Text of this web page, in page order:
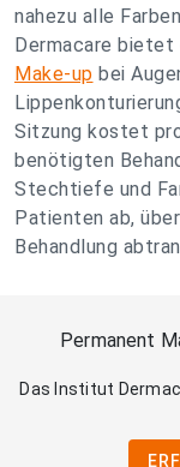
nahezu alle
Dermacare bietet
Make-up bei
Sitzung kostet
benötigten
Stechtiefe und
Patienten ab,
Behandlung
Permanent
Das Institut